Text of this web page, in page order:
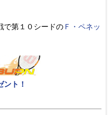
で第１０シードの Ｆ・ペネッ
ント！